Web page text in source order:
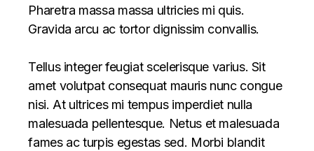
Pharetra massa massa ultricies mi quis.
Gravida arcu ac tortor dignissim convallis.
Tellus integer feugiat scelerisque varius. Sit
amet volutpat consequat mauris nunc congue
nisi. At ultrices mi tempus imperdiet nulla
malesuada pellentesque. Netus et malesuada
fames ac turpis egestas sed. Morbi blandit